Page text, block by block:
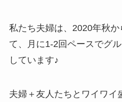
私たち夫婦は、2020年秋
て、月に1-2回ペースでグ
しています♪
夫婦＋友人たちとワイワイ